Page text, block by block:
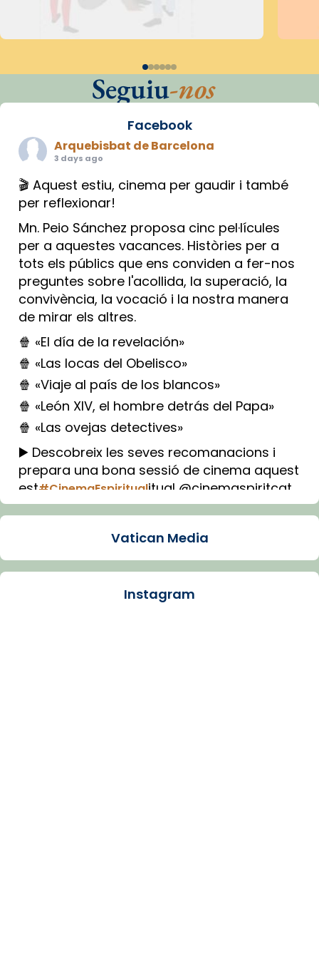
Seguiu-nos
Facebook
Arquebisbat de Barcelona
3 days ago
🎬 Aquest estiu, cinema per gaudir i també
per reflexionar!
Mn. Peio Sánchez proposa cinc pel·lícules
per a aquestes vacances. Històries per a
tots els públics que ens conviden a fer-nos
preguntes sobre l'acollida, la superació, la
convivència, la vocació i la nostra manera
de mirar els altres.
🍿 «El día de la revelación»
🍿 «Las locas del Obelisco»
🍿 «Viaje al país de los blancos»
🍿 «León XIV, el hombre detrás del Papa»
🍿 «Las ovejas detectives»
▶️ Descobreix les seves recomanacions i
prepara una bona sessió de cinema aquest
est#CinemaEspiritualitual @cinemaspiritcat
Imatge: Generada amb IA (OpenAI)
Arquebisbat de Barcelona
Vatican Media
Instagram